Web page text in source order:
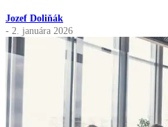
Jozef Doliňák
- 2. januára 2026